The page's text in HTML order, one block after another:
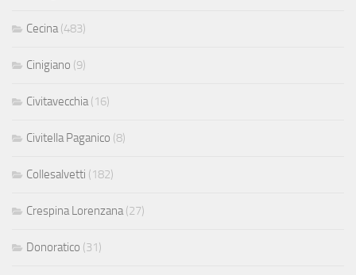
Cecina (483)
Cinigiano (9)
Civitavecchia (16)
Civitella Paganico (8)
Collesalvetti (182)
Crespina Lorenzana (27)
Donoratico (31)